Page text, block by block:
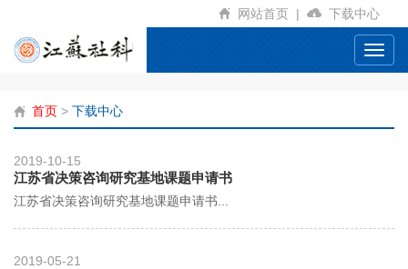
网站首页 | 下载中心
首页 > 下载中心
2019-10-15
江苏省决策咨询研究基地课题申请书
江苏省决策咨询研究基地课题申请书...
2019-05-21